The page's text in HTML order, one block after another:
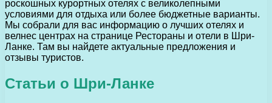
роскошных курортных отелях с великолепными
условиями для отдыха или более бюджетные варианты.
Мы собрали для вас информацию о лучших отелях и
велнес центрах на странице Рестораны и отели в Шри-
Ланке. Там вы найдете актуальные предложения и
отзывы туристов.
Статьи о Шри-Ланке